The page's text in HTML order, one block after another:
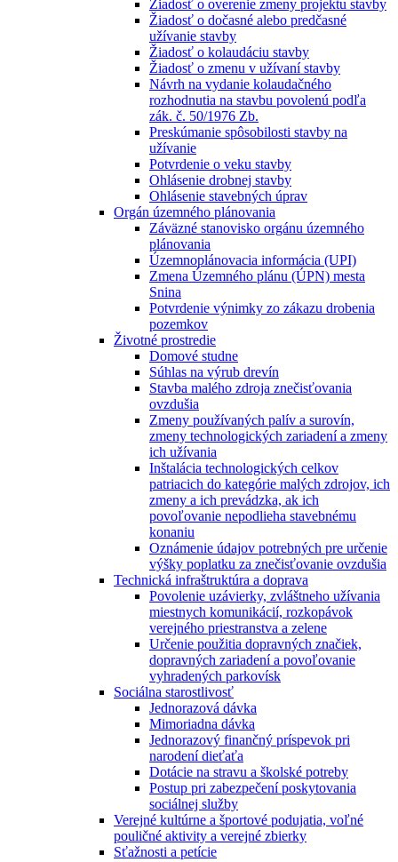
Žiadosť o overenie zmeny projektu stavby
Žiadosť o dočasné alebo predčasné
užívanie stavby
Žiadosť o kolaudáciu stavby
Žiadosť o zmenu v užívaní stavby
Návrh na vydanie kolaudačného
rozhodnutia na stavbu povolenú podľa
zák. č. 50/1976 Zb.
Preskúmanie spôsobilosti stavby na
užívanie
Potvrdenie o veku stavby
Ohlásenie drobnej stavby
Ohlásenie stavebných úprav
Orgán územného plánovania
Záväzné stanovisko orgánu územného
plánovania
Územnoplánovacia informácia (UPI)
Zmena Územného plánu (ÚPN) mesta
Snina
Potvrdenie výnimky zo zákazu drobenia
pozemkov
Životné prostredie
Domové studne
Súhlas na výrub drevín
Stavba malého zdroja znečisťovania
ovzdušia
Zmeny používaných palív a surovín,
zmeny technologických zariadení a zmeny
ich užívania
Inštalácia technologických celkov
patriacich do kategórie malých zdrojov, ich
zmeny a ich prevádzka, ak ich
povoľovanie nepodlieha stavebnému
konaniu
Oznámenie údajov potrebných pre určenie
výšky poplatku za znečisťovanie ovzdušia
Technická infraštruktúra a doprava
Povolenie uzávierky, zvláštneho užívania
miestnych komunikácií, rozkopávok
verejného priestranstva a zelene
Určenie použitia dopravných značiek,
dopravných zariadení a povoľovanie
vyhradených parkovísk
Sociálna starostlivosť
Jednorazová dávka
Mimoriadna dávka
Jednorazový finančný príspevok pri
narodení dieťaťa
Dotácie na stravu a školské potreby
Postup pri zabezpečení poskytovania
sociálnej služby
Verejné kultúrne a športové podujatia, voľné
pouličné aktivity a verejné zbierky
Sťažnosti a petície